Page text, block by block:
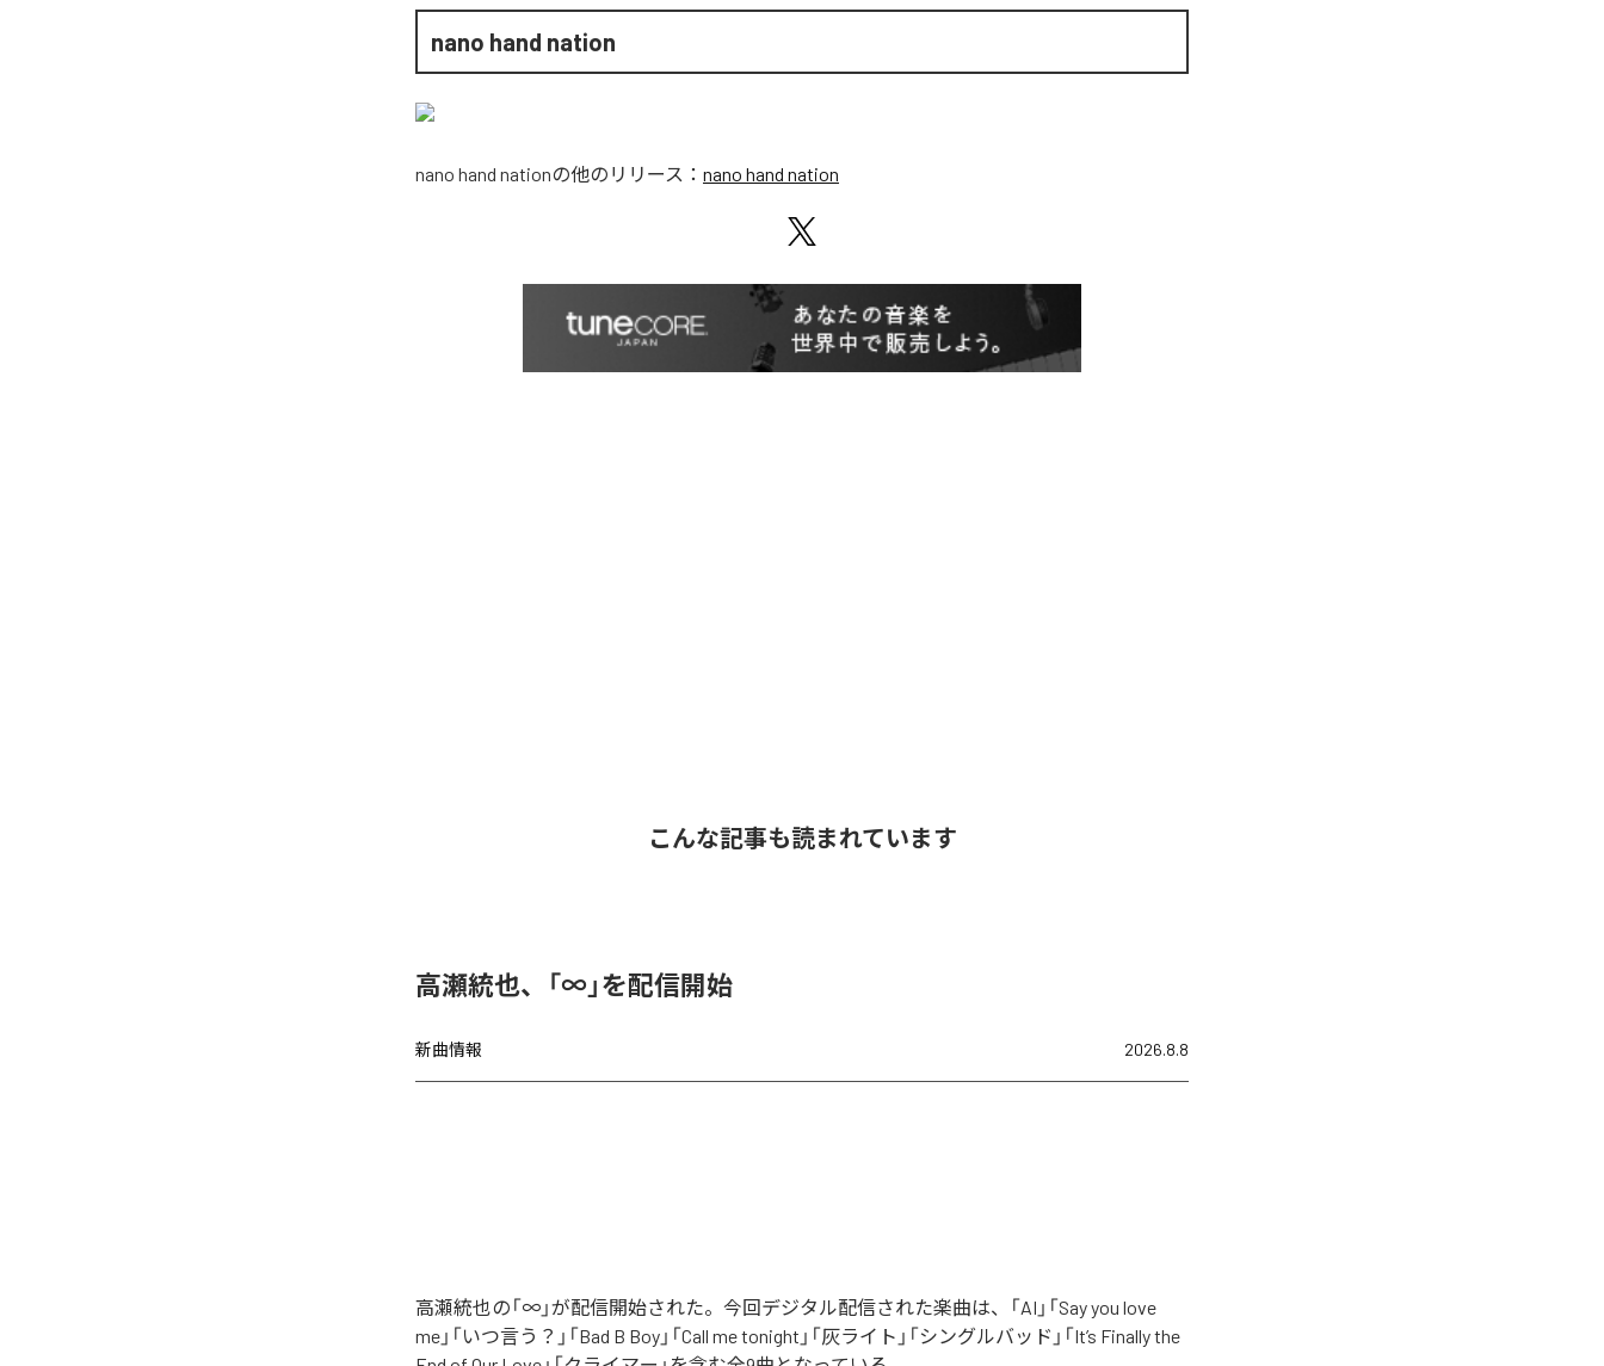
nano hand nation
nano hand nationの他のリリース： nano hand nation
こんな記事も読まれています
高瀬統也、「∞」を配信開始
新曲情報 2026.8.8
高瀬統也の「∞」が配信開始された。今回デジタル配信された楽曲は、「AI」「Say you love
me」「いつ言う？」「Bad B Boy」「Call me tonight」「灰ライト」「シングルバッド」「It’s Finally the